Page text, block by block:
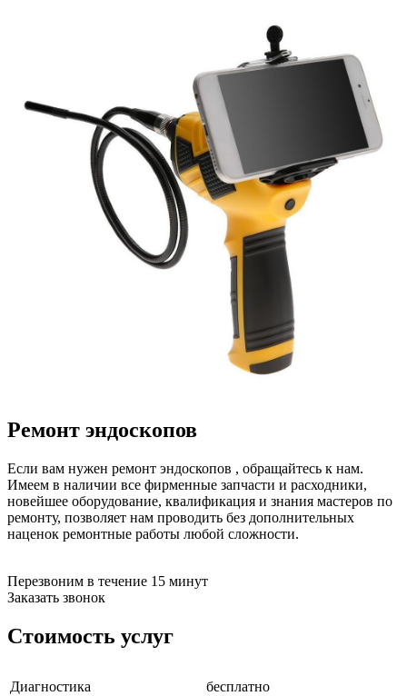
авто акустики, автомобильной акустики
автохолодильников
автокондиционера
автоматики для генераторов
автоматики управления
автоматики вентустановок
автомобильных телевизоров
автомоек
автотрансформаторов
багги
бактерицидной лампы
беговых дорожек
бензобуров
беспроводных систем мониторинга
безменов
биноклей
блендеров
блинниц
блоков автоматики насосов
блоков диспетчеризации
блоков подключения
блоков управления
брошюраторов
Ремонт эндоскопов
Если вам нужен ремонт эндоскопов , обращайтесь к нам.
Имеем в наличии все фирменные запчасти и расходники,
новейшее оборудование, квалификация и знания мастеров по
ремонту, позволяет нам проводить без дополнительных
наценок ремонтные работы любой сложности.
Перезвоним в течение 15 минут
Заказать звонок
Стоимость услуг
Диагностика бесплатно